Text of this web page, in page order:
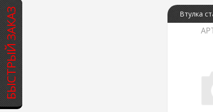
БЫСТРЫЙ ЗАКАЗ
Втулка